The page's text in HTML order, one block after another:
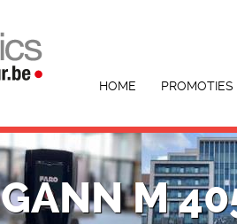
HOME PROMOTIES
GANN M